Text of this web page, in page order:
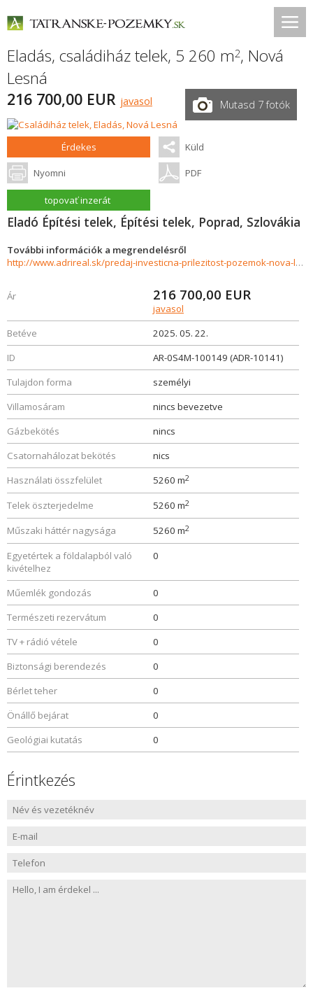
Eladás, családiház telek, 5 260 m2, Nová
Lesná
216 700,00 EUR javasol Mutasd 7 fotók
Érdekes Küld
Nyomni PDF
topovať inzerát
Eladó Építési telek, Építési telek, Poprad, Szlovákia
További információk a megrendelésről
http://www.adrireal.sk/predaj-investicna-prilezitost-pozemok-nova-lesna-5260-m2-905166
Ár 216 700,00 EUR
javasol
Betéve
2025. 05. 22.
ID
AR-0S4M-100149 (ADR-10141)
Tulajdon forma
személyi
Villamosáram
nincs bevezetve
Gázbekötés
nincs
Csatornahálozat bekötés
nics
Használati összfelület
5260 m2
Telek öszterjedelme 5260 m2
Műszaki háttér nagysága 5260 m2
Egyetértek a földalapból való
kivételhez
0
Műemlék gondozás
0
Természeti rezervátum
0
TV + rádió vétele
0
Biztonsági berendezés
0
Bérlet teher
0
Önállő bejárat
0
Geológiai kutatás
0
Érintkezés